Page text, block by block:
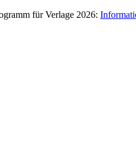
für Verlage 2026: